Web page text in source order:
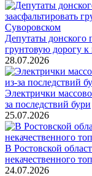
Депутаты донского
грунтовую дорогу
28.07.2026
Электрички
за последствий бури
25.07.2026
В Ростовской
некачественного
24.07.2026